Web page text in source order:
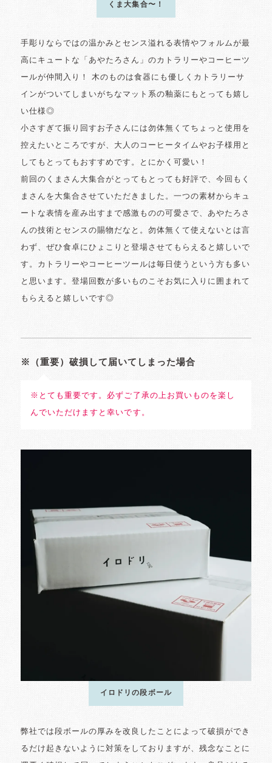
くま大集合〜！
手彫りならではの温かみとセンス溢れる表情やフォルムが最
高にキュートな「あやたろさん」のカトラリーやコーヒーツ
ールが仲間入り！ 木のものは食器にも優しくカトラリーサ
インがついてしまいがちなマット系の釉薬にもとっても嬉し
い仕様◎
小さすぎて振り回すお子さんには勿体無くてちょっと使用を
控えたいところですが、大人のコーヒータイムやお子様用と
してもとってもおすすめです。とにかく可愛い！
前回のくまさん大集合がとってもとっても好評で、今回もく
まさんを大集合させていただきました。一つの素材からキュ
ートな表情を産み出すまで感激ものの可愛さで、あやたろさ
んの技術とセンスの賜物だなと。勿体無くて使えないとは言
わず、ぜひ食卓にひょこりと登場させてもらえると嬉しいで
す。カトラリーやコーヒーツールは毎日使うという方も多い
と思います。登場回数が多いものこそお気に入りに囲まれて
もらえると嬉しいです◎
※（重要）破損して届いてしまった場合
※とても重要です。必ずご了承の上お買いものを楽し
んでいただけますと幸いです。
イロドリの段ボール
弊社では段ボールの厚みを改良したことによって破損ができ
るだけ起きないように対策をしておりますが、残念なことに